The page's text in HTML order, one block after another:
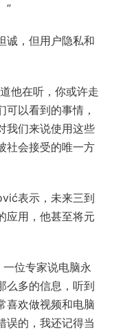
”
诚，但用户隐私和
他在听，你或许走
以看到的事情，
我们来说使用这些
社会接受的唯一方
表示，未来三到
应用，他甚至将元
位专家说电脑永
么多的信息，听到
喜欢做视频和电脑
误的，我还记得当